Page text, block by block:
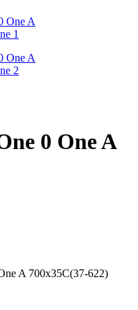
0 One A
A 700x35C(37-622)